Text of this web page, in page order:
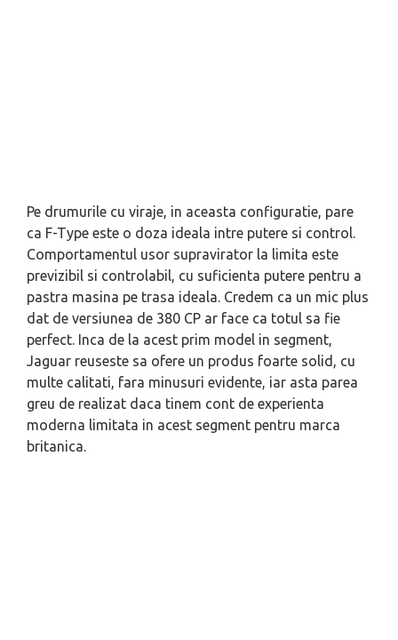
Pe drumurile cu viraje, in aceasta configuratie, pare
ca F-Type este o doza ideala intre putere si control.
Comportamentul usor supravirator la limita este
previzibil si controlabil, cu suficienta putere pentru a
pastra masina pe trasa ideala. Credem ca un mic plus
dat de versiunea de 380 CP ar face ca totul sa fie
perfect. Inca de la acest prim model in segment,
Jaguar reuseste sa ofere un produs foarte solid, cu
multe calitati, fara minusuri evidente, iar asta parea
greu de realizat daca tinem cont de experienta
moderna limitata in acest segment pentru marca
britanica.